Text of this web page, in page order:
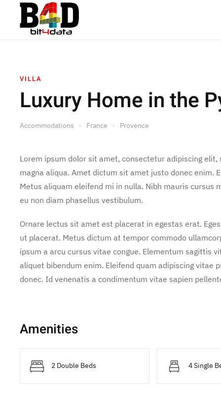
VILLA
Luxury Home in the
Accommodations France Provence
Lorem ipsum dolor sit amet, consectetur adipiscing
magna aliqua. Amet dictum sit amet justo donec enim.
Metus aliquam eleifend mi in nulla. Nibh mauris
eu non diam phasellus vestibulum.
Ornare lectus sit amet est placerat in egestas erat.
ut placerat. Metus dictum at tempor commodo
ipsum a arcu cursus vitae congue. Elementum sagittis
aliquet bibendum enim. Eleifend quam adipiscing vitae
donec. Id venenatis a condimentum vitae sapien
Amenities
2 Double Beds 4 Single